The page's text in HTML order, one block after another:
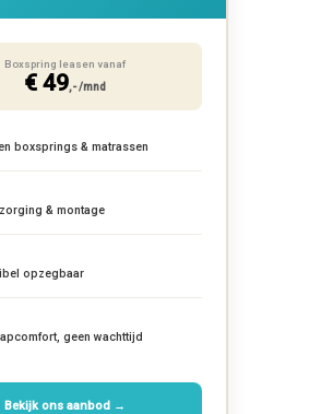
Boxspring leasen vanaf
€ 49,- /mnd
boxsprings & matrassen
& montage
opzegbaar
geen wachttijd
Bekijk ons aanbod →